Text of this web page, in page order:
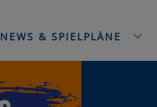
NEWS & SPIELPLÄNE